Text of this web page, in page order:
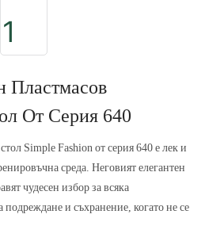
Пластмасов
От Серия 640
Simple Fashion от серия 640 е лек и
среда. Неговият елегантен
чудесен избор за всяка
подреждане и съхранение, когато не се